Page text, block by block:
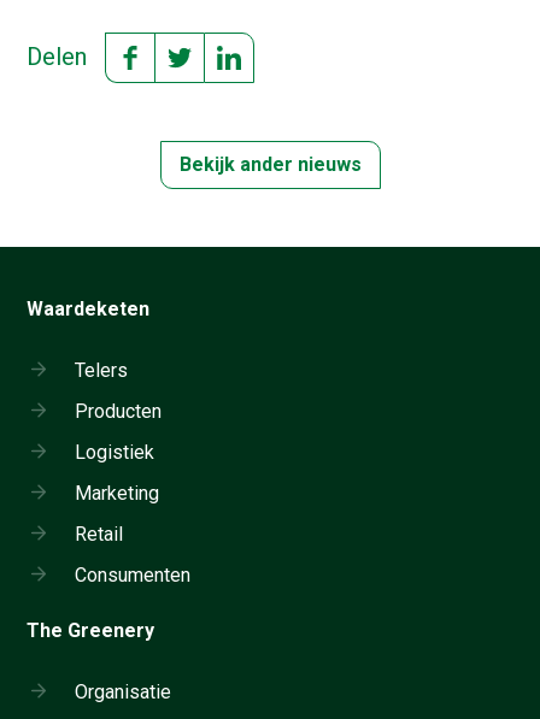
Delen
Bekijk ander nieuws
Waardeketen
Telers
Producten
Logistiek
Marketing
Retail
Consumenten
The Greenery
Organisatie